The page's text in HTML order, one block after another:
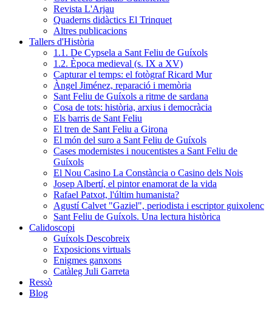
Revista L'Arjau
Quaderns didàctics El Trinquet
Altres publicacions
Tallers d'Història
1.1. De Cypsela a Sant Feliu de Guíxols
1.2. Època medieval (s. IX a XV)
Capturar el temps: el fotògraf Ricard Mur
Àngel Jiménez, reparació i memòria
Sant Feliu de Guíxols a ritme de sardana
Cosa de tots: història, arxius i democràcia
Els barris de Sant Feliu
El tren de Sant Feliu a Girona
El món del suro a Sant Feliu de Guíxols
Cases modernistes i noucentistes a Sant Feliu de
Guíxols
El Nou Casino La Constància o Casino dels Nois
Josep Albertí, el pintor enamorat de la vida
Rafael Patxot, l'últim humanista?
Agustí Calvet "Gaziel", periodista i escriptor guixolenc
Sant Feliu de Guíxols. Una lectura històrica
Calidoscopi
Guíxols Descobreix
Exposicions virtuals
Enigmes ganxons
Catàleg Juli Garreta
Ressò
Blog